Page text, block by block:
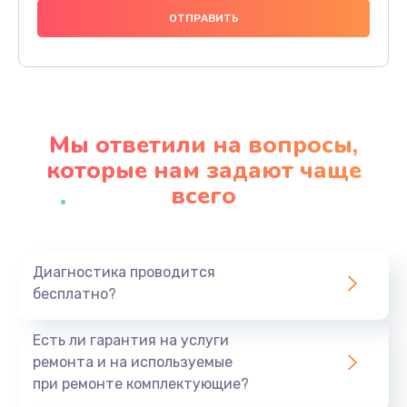
1140 руб.
Заказать
Ремонт разъема питания
Заказать
Мы ответили на вопросы,
которые нам задают чаще
всего
Диагностика проводится
бесплатно?
Есть ли гарантия на услуги
ремонта и на используемые
при ремонте комплектующие?